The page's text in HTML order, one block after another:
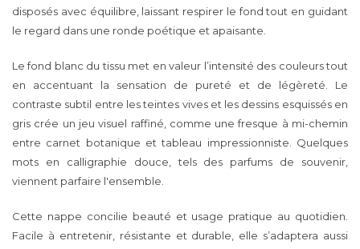
disposés avec équilibre, laissant respirer le fond tout en guidant
le regard dans une ronde poétique et apaisante.
Le fond blanc du tissu met en valeur l’intensité des couleurs tout
en accentuant la sensation de pureté et de légèreté. Le
contraste subtil entre les teintes vives et les dessins esquissés en
gris crée un jeu visuel raffiné, comme une fresque à mi-chemin
entre carnet botanique et tableau impressionniste. Quelques
mots en calligraphie douce, tels des parfums de souvenir,
viennent parfaire l'ensemble.
Cette nappe concilie beauté et usage pratique au quotidien.
Facile à entretenir, résistante et durable, elle s’adaptera aussi